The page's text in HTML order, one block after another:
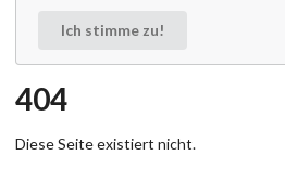
Ich stimme zu!
404
Diese Seite existiert nicht.